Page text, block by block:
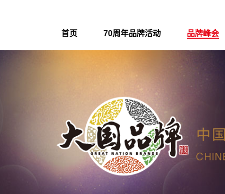
首页 70周年品牌活动 品牌峰会